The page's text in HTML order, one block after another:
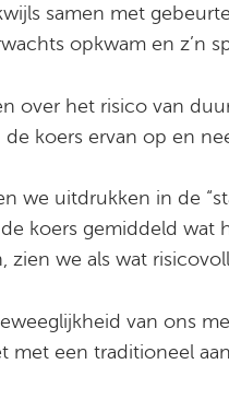
samen met
opkwam en z’n
over het risico van
koers ervan op en
we uitdrukken in de
koers gemiddeld wat
zien we als wat
van ons
met een traditioneel